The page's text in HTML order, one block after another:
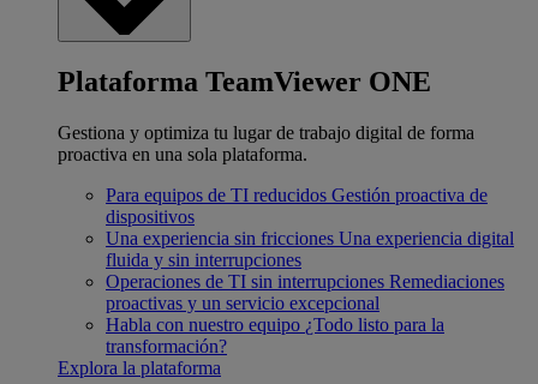
Plataforma TeamViewer ONE
Gestiona y optimiza tu lugar de trabajo digital de forma
proactiva en una sola plataforma.
Para equipos de TI reducidos Gestión proactiva de
dispositivos
Una experiencia sin fricciones Una experiencia digital
fluida y sin interrupciones
Operaciones de TI sin interrupciones Remediaciones
proactivas y un servicio excepcional
Habla con nuestro equipo ¿Todo listo para la
transformación?
Explora la plataforma